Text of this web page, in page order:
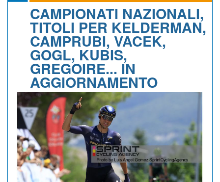
ALBI D'ORO
NEWSLETTER
CAMPIONATI NAZIONALI,
TITOLI PER KELDERMAN,
CAMPRUBI, VACEK,
GOGL, KUBIS,
GREGOIRE... IN
AGGIORNAMENTO